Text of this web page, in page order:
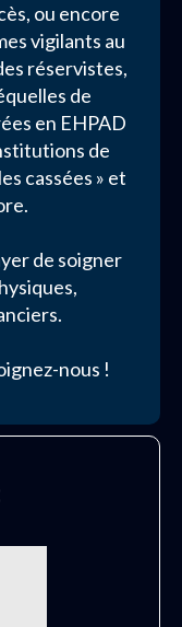
ou encore
vigilants au
réservistes,
de
en EHPAD
de
cassées » et
de soigner
nous !